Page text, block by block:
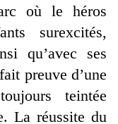
où le héros
surexcités,
qu’avec ses
preuve d’une
teintée
La réussite du